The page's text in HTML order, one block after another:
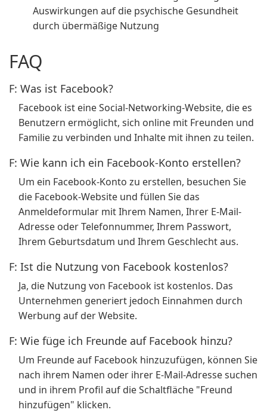
Auswirkungen auf die psychische Gesundheit
durch übermäßige Nutzung
FAQ
F: Was ist Facebook?
Facebook ist eine Social-Networking-Website, die es
Benutzern ermöglicht, sich online mit Freunden und
Familie zu verbinden und Inhalte mit ihnen zu teilen.
F: Wie kann ich ein Facebook-Konto erstellen?
Um ein Facebook-Konto zu erstellen, besuchen Sie
die Facebook-Website und füllen Sie das
Anmeldeformular mit Ihrem Namen, Ihrer E-Mail-
Adresse oder Telefonnummer, Ihrem Passwort,
Ihrem Geburtsdatum und Ihrem Geschlecht aus.
F: Ist die Nutzung von Facebook kostenlos?
Ja, die Nutzung von Facebook ist kostenlos. Das
Unternehmen generiert jedoch Einnahmen durch
Werbung auf der Website.
F: Wie füge ich Freunde auf Facebook hinzu?
Um Freunde auf Facebook hinzuzufügen, können Sie
nach ihrem Namen oder ihrer E-Mail-Adresse suchen
und in ihrem Profil auf die Schaltfläche "Freund
hinzufügen" klicken.